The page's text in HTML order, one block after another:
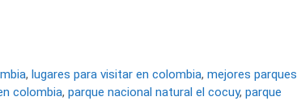
,lugares para visitar en colombia,mejores parques
colombia, parque nacional natural el cocuy, parque